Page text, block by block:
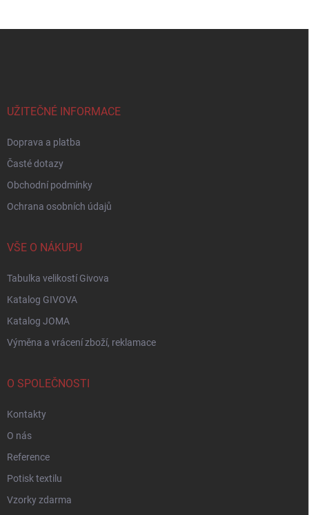
UŽITEČNÉ INFORMACE
Doprava a platba
Časté dotazy
Obchodní podmínky
Ochrana osobních údajů
VŠE O NÁKUPU
Tabulka velikostí Givova
Katalog GIVOVA
Katalog JOMA
Výměna a vrácení zboží, reklamace
O SPOLEČNOSTI
Kontakty
O nás
Reference
Potisk textilu
Vzorky zdarma